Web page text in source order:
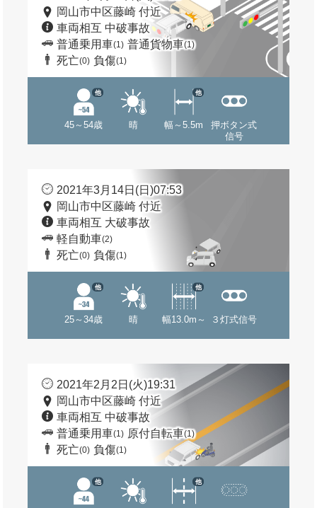
岡山市中区藤崎 付近
車両相互 中破事故
普通乗用車(1) 普通貨物車(1)
死亡(0) 負傷(1)
45～54歳
他
晴 幅～5.5m
他
押ボタン式
信号
2021年3月14日(日)07:53
岡山市中区藤崎 付近
車両相互 大破事故
軽自動車(2)
死亡(0) 負傷(1)
25～34歳
他
晴 幅13.0m～
他
３灯式信号
2021年2月2日(火)19:31
岡山市中区藤崎 付近
車両相互 中破事故
普通乗用車(1) 原付自転車(1)
死亡(0) 負傷(1)
他 他